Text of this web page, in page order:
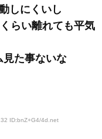
しにくいし
らい離れても平気
見た事ないな
ID:bnZ+G4/4d.net